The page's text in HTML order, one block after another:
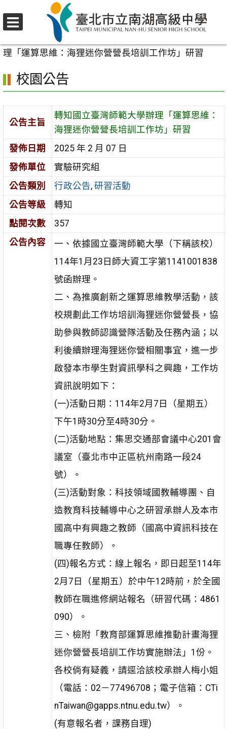
至
要
區
校園公告
理「運算思維：海狸迷你營營長培訓工作坊」研習
校園公告
公告主旨
轉知國立臺灣師範大學辦理「運算思維：
海狸迷你營營長培訓工作坊」研習
發佈日期
2025 年 2 月 07 日
發佈單位
實驗研究組
公告類別
行政公告, 研習活動
公告等級
轉知
點閱次數
357
公告內容
一、依據國立臺灣師範大學（下稱該校）
114年1月23日師大資工字第1141001838
號函辦理。
二、為推廣創新之運算思維教學活動，該
校規劃此工作坊培訓海狸迷你營營長，協
助參與教師認識營隊活動及任務內涵；以
利後續辦理海狸迷你營相關事宜，進一步
啟發本市學生對資訊學科之興趣，工作坊
資訊說明如下：
(一)活動日期：114年2月7日（星期五）
下午1時30分至4時30分。
(二)活動地點：集思交通部會議中心201會
議室（臺北市中正區杭州南路一段24
號）。
(三)活動對象：科技領域國教輔導團、自
造教育科技輔導中心之研習承辦人及本市
國高中有興趣之教師（國高中資訊科技在
職專任教師）。
(四)報名方式：線上報名，即日起至114年
2月7日（星期五）於中午12時前，於全國
教師在職進修網站報名（研習代碼：4861
090）。
三、檢附「教育部運算思維推動計畫海狸
迷你營營長培訓工作坊實施辦法」1份。
各校倘有疑義，請逕洽該校承辦人梅小姐
（電話：02－77496708；電子信箱：CTi
nTaiwan@gapps.ntnu.edu.tw）。
(有意報名者，課務自理)
選
單